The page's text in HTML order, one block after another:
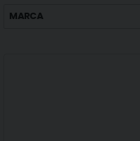
MARCA